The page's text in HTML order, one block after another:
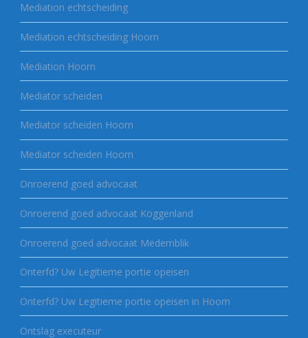
Mediation echtscheiding
Mediation echtscheiding Hoorn
Mediation Hoorn
Mediator scheiden
Mediator scheiden Hoorn
Mediator scheiden Hoorn
Onroerend goed advocaat
Onroerend goed advocaat Koggenland
Onroerend goed advocaat Medemblik
Onterfd? Uw Legitieme portie opeisen
Onterfd? Uw Legitieme portie opeisen in Hoorn
Ontslag executeur